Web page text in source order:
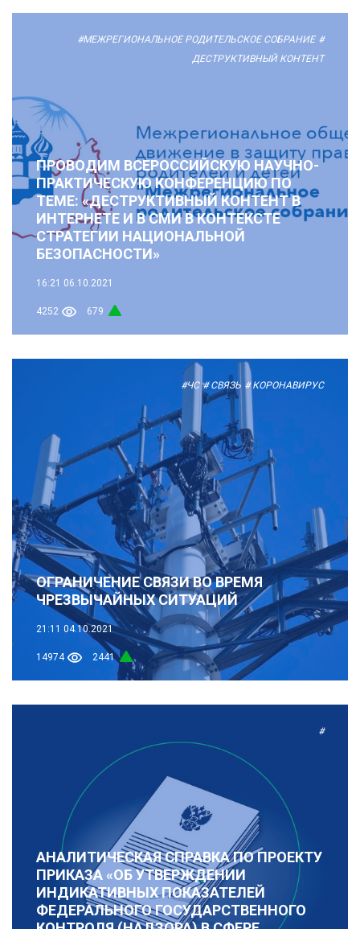
#МЕЖРЕГИОНАЛЬНОЕ РОДИТЕЛЬСКОЕ СОБРАНИЕ #
ДЕСТРУКТИВНЫЙ КОНТЕНТ
ПРОВОДИМ ВСЕРОССИЙСКУЮ НАУЧНО-
ПРАКТИЧЕСКУЮ КОНФЕРЕНЦИЮ ПО
ТЕМЕ: «ДЕСТРУКТИВНЫЙ КОНТЕНТ В
ИНТЕРНЕТЕ И В СМИ В КОНТЕКСТЕ
СТРАТЕГИИ НАЦИОНАЛЬНОЙ
БЕЗОПАСНОСТИ»
16:21 06.10.2021
4252 679
#ЧС # СВЯЗЬ # КОРОНАВИРУС
ОГРАНИЧЕНИЕ СВЯЗИ ВО ВРЕМЯ
ЧРЕЗВЫЧАЙНЫХ СИТУАЦИЙ
21:11 04.10.2021
14974 2441
#
АНАЛИТИЧЕСКАЯ СПРАВКА ПО ПРОЕКТУ
ПРИКАЗА «ОБ УТВЕРЖДЕНИИ
ИНДИКАТИВНЫХ ПОКАЗАТЕЛЕЙ
ФЕДЕРАЛЬНОГО ГОСУДАРСТВЕННОГО